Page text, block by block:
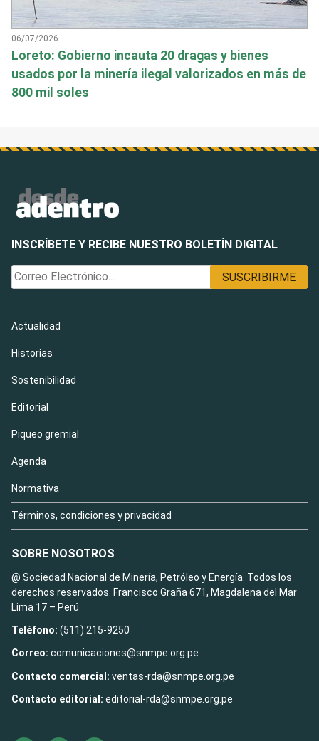
06/07/2026
Loreto: Gobierno incauta 20 dragas y bienes
usados por la minería ilegal valorizados en más de
800 mil soles
INSCRÍBETE Y RECIBE NUESTRO BOLETÍN DIGITAL
Actualidad
Historias
Sostenibilidad
Editorial
Piqueo gremial
Agenda
Normativa
Términos, condiciones y privacidad
SOBRE NOSOTROS
@ Sociedad Nacional de Minería, Petróleo y Energía. Todos los
derechos reservados. Francisco Graña 671, Magdalena del Mar
Lima 17 – Perú
Teléfono: (511) 215-9250
Correo: comunicaciones@snmpe.org.pe
Contacto comercial: ventas-rda@snmpe.org.pe
Contacto editorial: editorial-rda@snmpe.org.pe